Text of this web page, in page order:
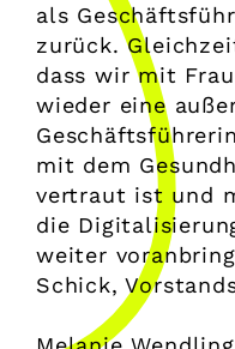
als
zurück.
dass wir mit
wieder eine
mit dem
vertraut ist und
die
weiter
Schick,